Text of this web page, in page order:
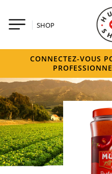
SHOP
CONNECTEZ-VOUS